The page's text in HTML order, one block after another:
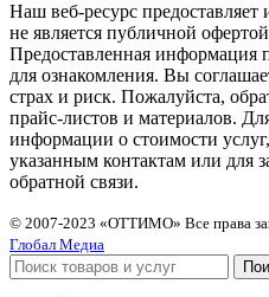
Наш веб-ресурс
не является публичной
Предоставленная информация
для ознакомления. Вы
страх и риск. Пожалуйста,
прайс-листов и материалов.
информации о стоимости
указанным контактам или для
обратной связи.
© 2007-2023 «ОТТИМО» Все права
Глобал Медиа